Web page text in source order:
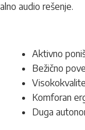
audio rešenje.
Aktivno
Bežično
Komforan
Duga